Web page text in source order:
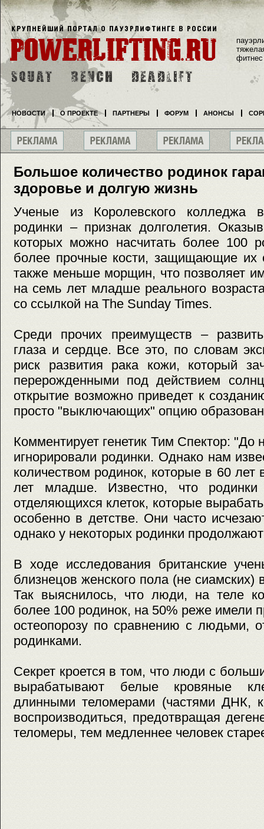
Большое количество родинок
здоровье и долгую жизнь
Ученые из Королевского колледжа
родинки – признак долголетия.
которых можно насчитать более 100
более прочные кости, защищающие их
также меньше морщин, что позволяет
на семь лет младше реального
со ссылкой на The Sunday Times.
Среди прочих преимуществ –
глаза и сердце. Все это, по словам
риск развития рака кожи, который
перерожденными под действием
открытие возможно приведет к
просто "выключающих" опцию
Комментирует генетик Тим Спектор: "До
игнорировали родинки. Однако нам
количеством родинок, которые в 60 лет
лет младше. Известно, что родинки
отделяющихся клеток, которые
особенно в детстве. Они часто
однако у некоторых родинки
В ходе исследования британские
близнецов женского пола (не сиамских)
Так выяснилось, что люди, на теле
более 100 родинок, на 50% реже имели
остеопорозу по сравнению с людьми,
родинками.
Секрет кроется в том, что люди с
вырабатывают белые кровяные
длинными теломерами (частями ДНК,
воспроизводиться, предотвращая
теломеры, тем медленнее человек
фитнес
НОВОСТИ О ПРОЕКТЕ ПАРТНЕРЫ ФОРУМ АНОНСЫ